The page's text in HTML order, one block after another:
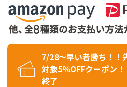
7/28～早い者勝ち！！
対象5％OFFクーポン
終了